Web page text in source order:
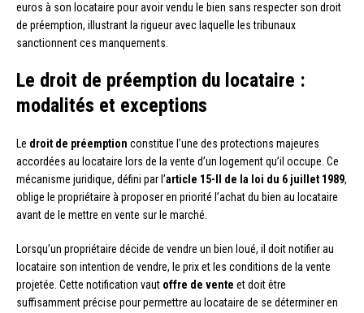
euros à son locataire pour avoir vendu le bien sans respecter son droit
de préemption, illustrant la rigueur avec laquelle les tribunaux
sanctionnent ces manquements.
Le droit de préemption du locataire :
modalités et exceptions
Le droit de préemption constitue l’une des protections majeures
accordées au locataire lors de la vente d’un logement qu’il occupe. Ce
mécanisme juridique, défini par l’article 15-II de la loi du 6 juillet 1989,
oblige le propriétaire à proposer en priorité l’achat du bien au locataire
avant de le mettre en vente sur le marché.
Lorsqu’un propriétaire décide de vendre un bien loué, il doit notifier au
locataire son intention de vendre, le prix et les conditions de la vente
projetée. Cette notification vaut offre de vente et doit être
suffisamment précise pour permettre au locataire de se déterminer en